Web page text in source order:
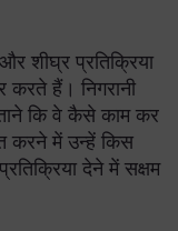
शीघ्र प्रतिक्रिया
हैं। निगरानी
कि वे कैसे काम कर
करने में उन्हें किस
देने में सक्षम